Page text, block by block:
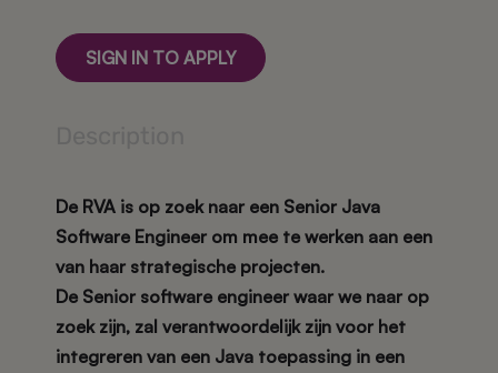
SIGN IN TO APPLY
De RVA is op zoek naar een Senior Java
Software Engineer om mee te werken aan een
van haar strategische projecten.
De Senior software engineer waar we naar op
zoek zijn, zal verantwoordelijk zijn voor het
integreren van een Java toepassing in een